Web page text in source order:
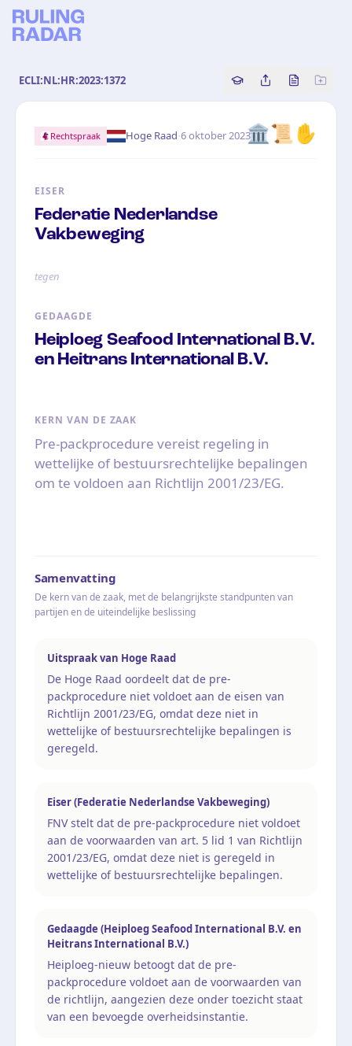
ECLI:NL:HR:2023:1372 Copy source
Share this
Bekijk
🏛️📜✋
Rechtspraak Hoge Raad·6 oktober 2023
EISER
Federatie Nederlandse
Vakbeweging
tegen
GEDAAGDE
Heiploeg Seafood International B.V.
en Heitrans International B.V.
KERN VAN DE ZAAK
Pre-packprocedure vereist regeling in
wettelijke of bestuursrechtelijke bepalingen
om te voldoen aan Richtlijn 2001/23/EG.
Samenvatting
De kern van de zaak, met de belangrijkste standpunten van
partijen en de uiteindelijke beslissing
Uitspraak van Hoge Raad
De Hoge Raad oordeelt dat de pre-
packprocedure niet voldoet aan de eisen van
Richtlijn 2001/23/EG, omdat deze niet in
wettelijke of bestuursrechtelijke bepalingen is
geregeld.
Eiser (Federatie Nederlandse Vakbeweging)
FNV stelt dat de pre-packprocedure niet voldoet
aan de voorwaarden van art. 5 lid 1 van Richtlijn
2001/23/EG, omdat deze niet is geregeld in
wettelijke of bestuursrechtelijke bepalingen.
Gedaagde (Heiploeg Seafood International B.V. en
Heitrans International B.V.)
Heiploeg-nieuw betoogt dat de pre-
packprocedure voldoet aan de voorwaarden van
de richtlijn, aangezien deze onder toezicht staat
van een bevoegde overheidsinstantie.